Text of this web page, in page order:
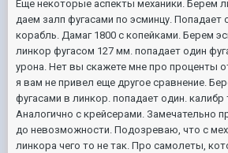
Еще некоторые аспекты механики. Берем
даем залп фугасами по эсминцу. Попадает
корабль. Дамаг 1800 с копейками. Берем
линкор фугасом 127 мм. попадает один
урона. Нет вы скажете мне про проценты
я вам не привел еще другое сравнение.
фугасами в линкор. попадает один. калибр
Аналогично с крейсерами. Замечательно
до невозможности. Подозреваю, что с
линкора чего то не так. Про самолеты,